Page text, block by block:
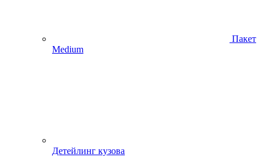
Пакет
Medium
Детейлинг кузова